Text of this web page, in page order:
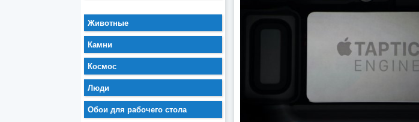
Животные
Камни
Космос
Люди
Обои для рабочего стола